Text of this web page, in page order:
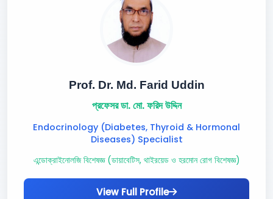
Prof. Dr. Md. Farid Uddin
প্রফেসর ডা. মো. ফরিদ উদ্দিন
Endocrinology (Diabetes, Thyroid & Hormonal
Diseases) Specialist
এন্ডোক্রাইনোলজি বিশেষজ্ঞ (ডায়াবেটিস, থাইরয়েড ও হরমোন রোগ বিশেষজ্ঞ)
View Full Profile